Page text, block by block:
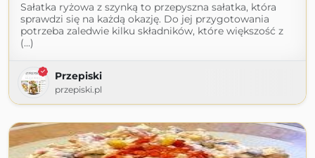
Sałatka ryżowa z szynką to przepyszna sałatka, która
sprawdzi się na każdą okazję. Do jej przygotowania
potrzeba zaledwie kilku składników, które większość z
(...)
Przepiski
przepiski.pl